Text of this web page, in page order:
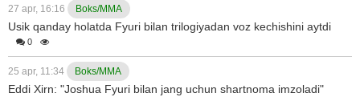
27 apr, 16:16 Boks/MMA
Usik qanday holatda Fyuri bilan trilogiyadan voz kechishini aytdi
0
25 apr, 11:34 Boks/MMA
Eddi Xirn: "Joshua Fyuri bilan jang uchun shartnoma imzoladi"